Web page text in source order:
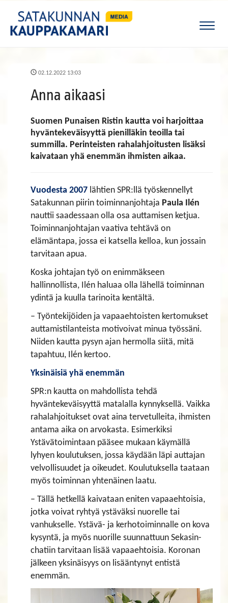
02.12.2022 13:03
Anna aikaasi
Suomen Punaisen Ristin kautta voi harjoittaa
hyväntekeväisyyttä pienilläkin teoilla tai
summilla. Perinteisten rahalahjoitusten lisäksi
kaivataan yhä enemmän ihmisten aikaa.
Vuodesta 2007 lähtien SPR:llä työskennellyt
Satakunnan piirin toiminnanjohtaja Paula Ilén
nauttii saadessaan olla osa auttamisen ketjua.
Toiminnanjohtajan vaativa tehtävä on
elämäntapa, jossa ei katsella kelloa, kun jossain
tarvitaan apua.
Koska johtajan työ on enimmäkseen
hallinnollista, Ilén haluaa olla lähellä toiminnan
ydintä ja kuulla tarinoita kentältä.
– Työntekijöiden ja vapaaehtoisten kertomukset
auttamistilanteista motivoivat minua työssäni.
Niiden kautta pysyn ajan hermolla siitä, mitä
tapahtuu, Ilén kertoo.
Yksinäisiä yhä enemmän
SPR:n kautta on mahdollista tehdä
hyväntekeväisyyttä matalalla kynnyksellä. Vaikka
rahalahjoitukset ovat aina tervetulleita, ihmisten
antama aika on arvokasta. Esimerkiksi
Ystävätoimintaan pääsee mukaan käymällä
lyhyen koulutuksen, jossa käydään läpi auttajan
velvollisuudet ja oikeudet. Koulutuksella taataan
myös toiminnan yhtenäinen laatu.
– Tällä hetkellä kaivataan eniten vapaaehtoisia,
jotka voivat ryhtyä ystäväksi nuorelle tai
vanhukselle. Ystävä- ja kerhotoiminnalle on kova
kysyntä, ja myös nuorille suunnattuun Sekasin-
chatiin tarvitaan lisää vapaaehtoisia. Koronan
jälkeen yksinäisyys on lisääntynyt entistä
enemmän.